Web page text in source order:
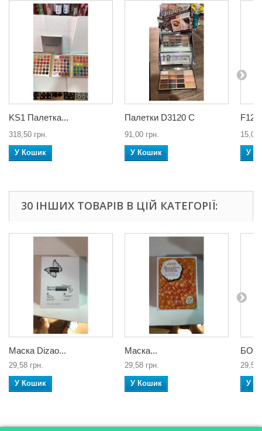
KS1 Палетка...
318,50 грн.
У Кошик
Палетки D3120 C
91,00 грн.
У Кошик
F12...
15,02
У
30 ІНШИХ ТОВАРІВ В ЦІЙ КАТЕГОРІЇ:
Маска Dizao...
29,58 грн.
У Кошик
Маска...
29,58 грн.
У Кошик
29,58
У